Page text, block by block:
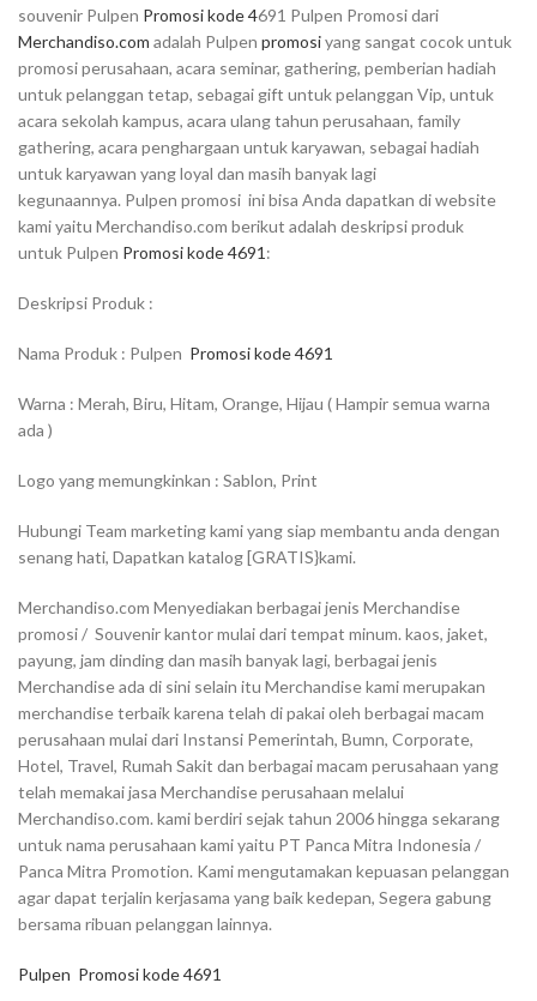
souvenir Pulpen Promosi kode 4691 Pulpen Promosi dari
Merchandiso.com adalah Pulpen promosiyang sangat cocok untuk
promosi perusahaan, acara seminar, gathering, pemberian hadiah
untuk pelanggan tetap, sebagai gift untuk pelanggan Vip, untuk
acara sekolah kampus, acara ulang tahun perusahaan, family
gathering, acara penghargaan untuk karyawan, sebagai hadiah
untuk karyawan yang loyal dan masih banyak lagi
kegunaannya. Pulpen promosi ini bisa Anda dapatkan di website
kami yaitu Merchandiso.com berikut adalah deskripsi produk
untuk Pulpen Promosi kode 4691 :
Deskripsi Produk :
Nama Produk : Pulpen Promosi kode 4691
Warna : Merah, Biru, Hitam, Orange, Hijau ( Hampir semua warna
ada )
Logo yang memungkinkan : Sablon, Print
Hubungi Team marketing kami yang siap membantu anda dengan
senang hati, Dapatkan katalog [GRATIS}kami.
Merchandiso.com Menyediakan berbagai jenis Merchandise
promosi / Souvenir kantor mulai dari tempat minum. kaos, jaket,
payung, jam dinding dan masih banyak lagi, berbagai jenis
Merchandise ada di sini selain itu Merchandise kami merupakan
merchandise terbaik karena telah di pakai oleh berbagai macam
perusahaan mulai dari Instansi Pemerintah, Bumn, Corporate,
Hotel, Travel, Rumah Sakit dan berbagai macam perusahaan yang
telah memakai jasa Merchandise perusahaan melalui
Merchandiso.com. kami berdiri sejak tahun 2006 hingga sekarang
untuk nama perusahaan kami yaitu PT Panca Mitra Indonesia /
Panca Mitra Promotion. Kami mengutamakan kepuasan pelanggan
agar dapat terjalin kerjasama yang baik kedepan, Segera gabung
bersama ribuan pelanggan lainnya.
Pulpen Promosi kode 4691